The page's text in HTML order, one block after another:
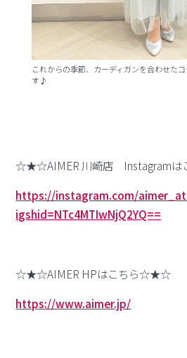
これからの季節、カーディガンを合わせた
す♪
☆★☆AIMER 川崎店 Instagram
https://instagram.com/
igshid=NTc4MTIwNjQ2YQ==
☆★☆AIMER HPはこちら☆★☆
https://www.aimer.jp/